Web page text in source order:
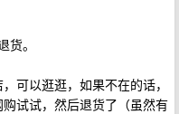
。
可以逛逛，如果不在的话，
试试，然后退货了（虽然有